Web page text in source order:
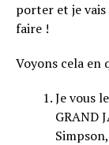
porter et je vais
faire !
Voyons cela en
Je vous
GRAND